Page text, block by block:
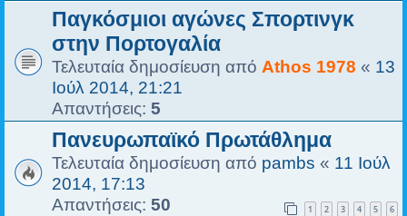
Παγκόσμιοι αγώνες Σπορτινγκ
στην Πορτογαλία
Τελευταία δημοσίευση από Athos 1978 « 13
Ιούλ 2014, 21:21
Απαντήσεις: 5
Πανευρωπαϊκό Πρωτάθλημα
Τελευταία δημοσίευση από pambs « 11 Ιούλ
2014, 17:13
Απαντήσεις: 50 1 2 3 4 5 6